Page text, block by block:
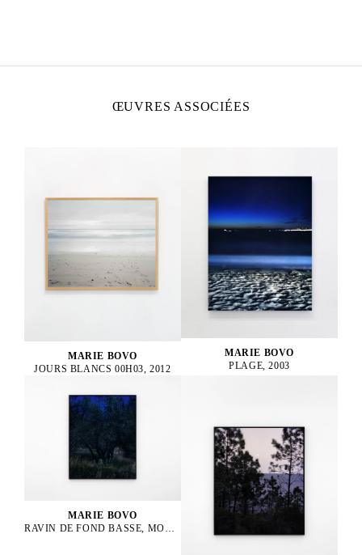
ŒUVRES ASSOCIÉES
MARIE BOVO
JOURS BLANCS 00H03, 2012
MARIE BOVO
PLAGE, 2003
MARIE BOVO
RAVIN DE FOND BASSE, MONTPEZAT MONTAGNAC, LUNE GIBBEUSE CROISSANTE EN LION